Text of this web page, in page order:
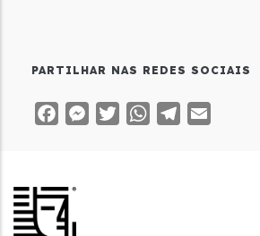
PARTILHAR NAS REDES SOCIAIS
FacebookMessenger
TwitterWhatsAppTelegram